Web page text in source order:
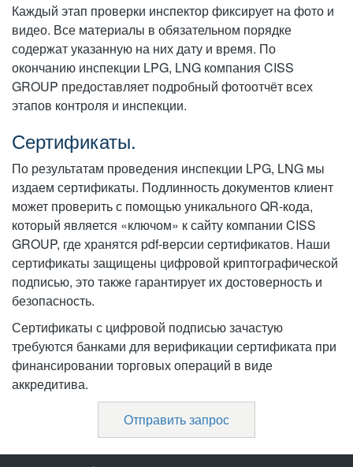
Каждый этап проверки инспектор фиксирует на фото и
видео. Все материалы в обязательном порядке
содержат указанную на них дату и время. По
окончанию инспекции LPG, LNG компания CISS
GROUP предоставляет подробный фотоотчёт всех
этапов контроля и инспекции.
Сертификаты.
По результатам проведения инспекции LPG, LNG мы
издаем сертификаты. Подлинность документов клиент
может проверить с помощью уникального QR-кода,
который является «ключом» к сайту компании CISS
GROUP, где хранятся pdf-версии сертификатов. Наши
сертификаты защищены цифровой криптографической
подписью, это также гарантирует их достоверность и
безопасность.
Сертификаты с цифровой подписью зачастую
требуются банками для верификации сертификата при
финансировании торговых операций в виде
аккредитива.
Отправить запрос